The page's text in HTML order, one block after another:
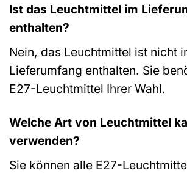
Ist das Leuchtmittel im
enthalten?
Nein, das Leuchtmittel ist nicht
Lieferumfang enthalten. Sie
E27-Leuchtmittel Ihrer Wahl.
Welche Art von Leuchtmittel
verwenden?
Sie können alle E27-